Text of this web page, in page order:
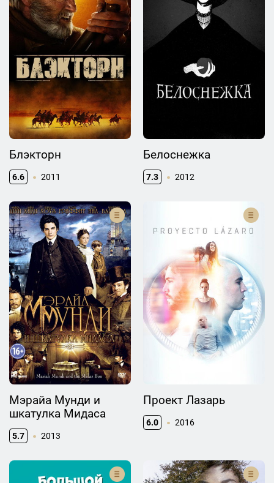
Блэкторн
6.6 2011
Белоснежка
7.3 2012
Мэрайа Мунди и
шкатулка Мидаса
5.7 2013
Проект Лазарь
6.0 2016